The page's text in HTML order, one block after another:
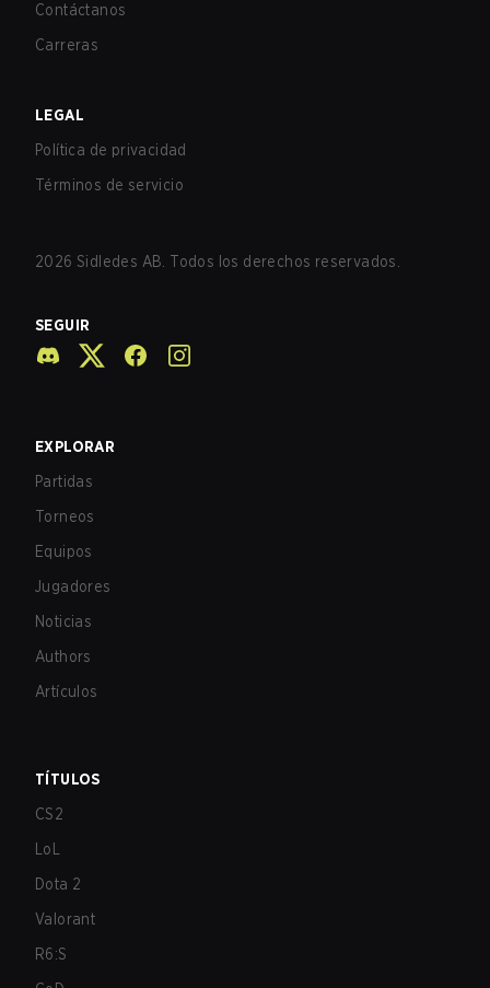
Contáctanos
Carreras
LEGAL
Política de privacidad
Términos de servicio
2026 Sidledes AB. Todos los derechos reservados.
SEGUIR
EXPLORAR
Partidas
Torneos
Equipos
Jugadores
Noticias
Authors
Artículos
TÍTULOS
CS2
LoL
Dota 2
Valorant
R6:S